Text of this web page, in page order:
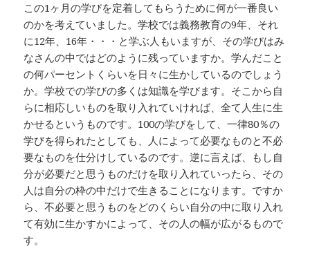
この1ヶ月の学びを定着してもらうために何が一番良い
のかを考えていました。学校では義務教育の9年、それ
に12年、16年・・・と学ぶ人もいますが、その学びはみ
なさんの中ではどのように残っていますか。学んだこと
の何パーセントくらいを日々に生かしているのでしょう
か。学校での学びの多くは知識を学びます。そこから自
らに相応しいものを取り入れていければ、全て人生に生
かせるというものです。100の学びをして、一律80％の
学びを得られたとしても、人によって必要なものと不必
要なものを仕分けしているのです。逆に言えば、もし自
分が必要だと思うものだけを取り入れていったら、その
人は自分の枠の中だけで生きることになります。ですか
ら、不必要と思うものをどのくらい自分の中に取り入れ
て有効に生かすかによって、その人の幅が広がるもので
す。